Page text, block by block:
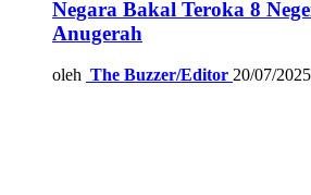
Negara Bakal Teroka 8
Anugerah
oleh The Buzzer/Editor 20/07/